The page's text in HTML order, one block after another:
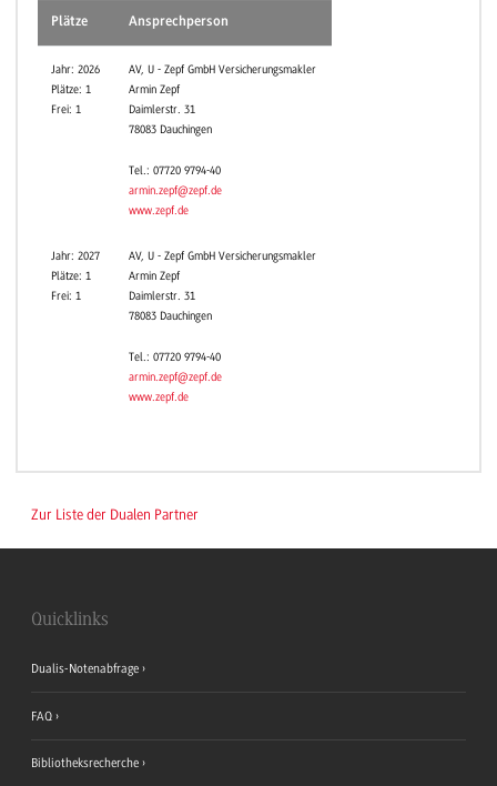
Plätze Ansprechperson
Jahr: 2026
Plätze: 1
Frei: 1
AV, U - Zepf GmbH Versicherungsmakler
Armin Zepf
Daimlerstr. 31
78083 Dauchingen
Tel.: 07720 9794-40
armin.zepf@zepf.de
www.zepf.de
Jahr: 2027
Plätze: 1
Frei: 1
AV, U - Zepf GmbH Versicherungsmakler
Armin Zepf
Daimlerstr. 31
78083 Dauchingen
Tel.: 07720 9794-40
armin.zepf@zepf.de
www.zepf.de
Zur Liste der Dualen Partner
Quicklinks
Dualis-Notenabfrage
FAQ
Bibliotheksrecherche